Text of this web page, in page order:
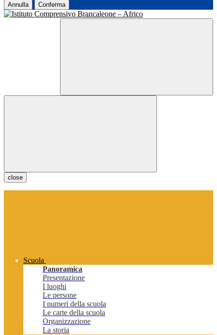
Annulla Conferma
close
Scuola
Panoramica
Presentazione
I luoghi
Le persone
I numeri della scuola
Le carte della scuola
Organizzazione
La storia